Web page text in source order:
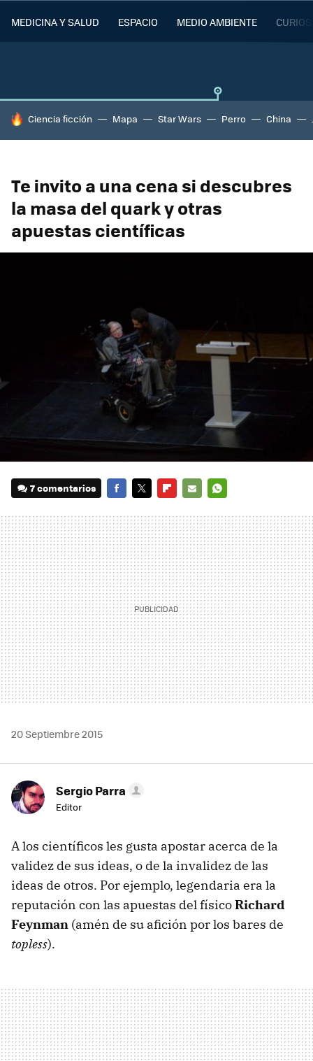
MEDICINA Y SALUD ESPACIO MEDIO AMBIENTE
HOY SE HABLA DE
Ciencia ficción Mapa Star Wars Perro China
Te invito a una cena si descubres
la masa del quark y otras
apuestas científicas
7 comentarios
MAIL
20 Septiembre 2015
Sergio Parra
Editor
A los científicos les gusta apostar acerca de la
validez de sus ideas, o de la invalidez de las
ideas de otros. Por ejemplo, legendaria era la
reputación con las apuestas del físicoRichard
Feynman (amén de su afición por los bares de
topless).